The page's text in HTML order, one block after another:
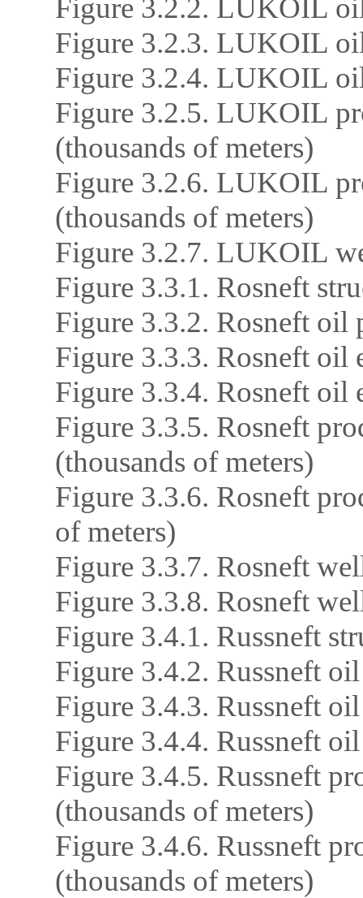
Figure 3.2.2. LUKOIL
Figure 3.2.3. LUKOIL
Figure 3.2.4. LUKOIL
Figure 3.2.5. LUKOIL
(thousands of meters)
Figure 3.2.6. LUKOIL
(thousands of meters)
Figure 3.2.7. LUKOIL
Figure 3.3.1. Rosneft
Figure 3.3.2. Rosneft oil
Figure 3.3.3. Rosneft oil
Figure 3.3.4. Rosneft oil
Figure 3.3.5. Rosneft
(thousands of meters)
Figure 3.3.6. Rosneft
of meters)
Figure 3.3.7. Rosneft
Figure 3.3.8. Rosneft
Figure 3.4.1. Russneft
Figure 3.4.2. Russneft
Figure 3.4.3. Russneft
Figure 3.4.4. Russneft
Figure 3.4.5. Russneft
(thousands of meters)
Figure 3.4.6. Russneft
(thousands of meters)